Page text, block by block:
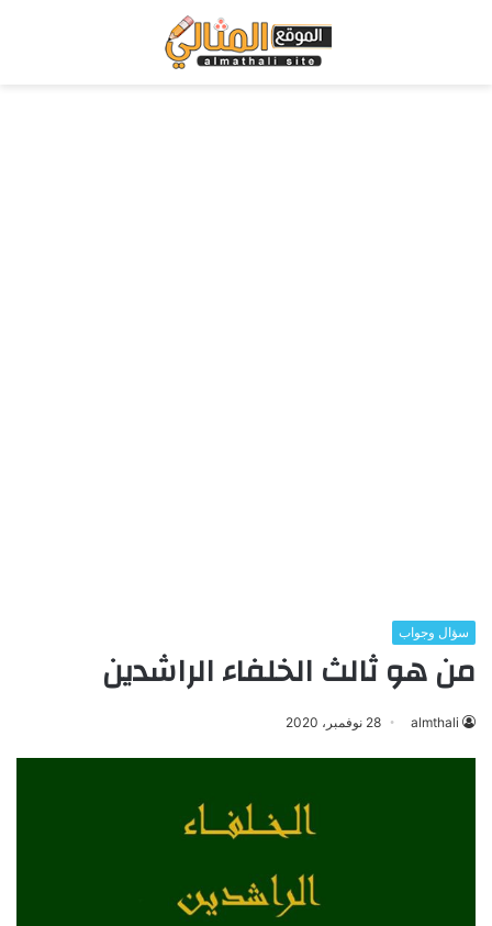
سؤال وجواب
من هو ثالث الخلفاء الراشدين
almthali 28 نوفمبر، 2020